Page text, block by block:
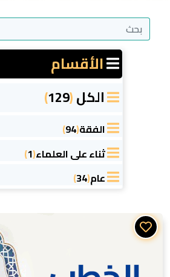
الأقسام
الكل(
129
)
الفقة(
94
)
ثناء على العلماء(
1
)
عام(
34
)